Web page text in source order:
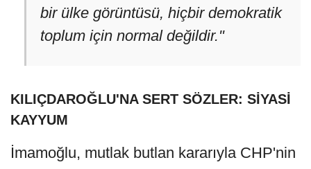
bir ülke görüntüsü, hiçbir demokratik
toplum için normal değildir."
KILIÇDAROĞLU'NA SERT SÖZLER: SİYASİ
KAYYUM
İmamoğlu, mutlak butlan kararıyla CHP'nin